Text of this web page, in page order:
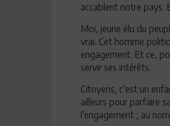
accablent notre pays.
Moi, jeune élu du
vrai. Cet homme
engagement. Et ce,
servir ses intérêts.
Citoyens, c’est un
ailleurs pour parfaire
l’engagement ; au